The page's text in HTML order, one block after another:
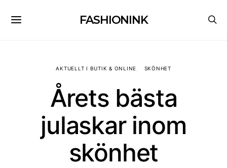
FASHIONINK
AKTUELLT I BUTIK & ONLINE SKÖNHET
Årets bästa
julaskar inom
skönhet